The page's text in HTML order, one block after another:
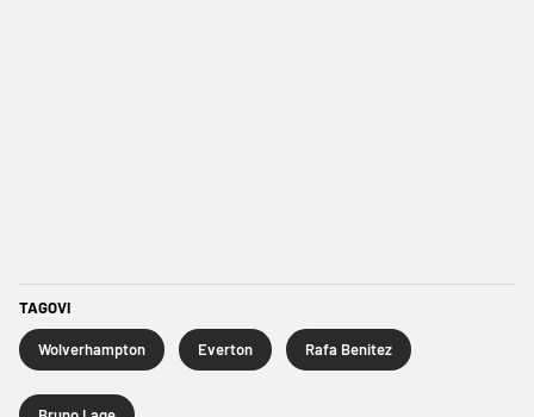
TAGOVI
Wolverhampton Everton Rafa Benitez